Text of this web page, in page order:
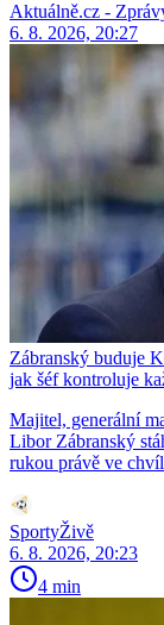
Aktuálně.cz -
6. 8. 2026, 20:27
Zábranský buduje
jak šéf kontroluje
Majitel, generální
Libor Zábranský
rukou právě ve
SportyŽivě
6. 8. 2026, 20:23
4 min